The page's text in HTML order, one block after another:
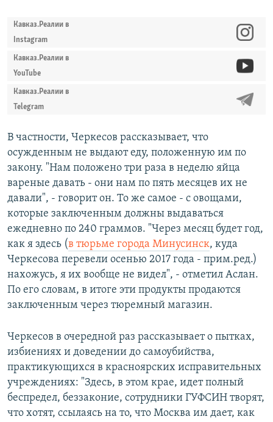
Кавказ.Реалии в
Instagram
Кавказ.Реалии в
YouTube
Кавказ.Реалии в
Telegram
В частности, Черкесов рассказывает, что
осужденным не выдают еду, положенную им по
закону. "Нам положено три раза в неделю яйца
вареные давать - они нам по пять месяцев их не
давали", - говорит он. То же самое - с овощами,
которые заключенным должны выдаваться
ежедневно по 240 граммов. "Через месяц будет год,
как я здесь (в тюрьме города Минусинск, куда
Черкесова перевели осенью 2017 года - прим.ред.)
нахожусь, я их вообще не видел", - отметил Аслан.
По его словам, в итоге эти продукты продаются
заключенным через тюремный магазин.
Черкесов в очередной раз рассказывает о пытках,
избиениях и доведении до самоубийства,
практикующихся в красноярских исправительных
учреждениях: "Здесь, в этом крае, идет полный
беспредел, беззаконие, сотрудники ГУФСИН творят,
что хотят, ссылаясь на то, что Москва им дает, как